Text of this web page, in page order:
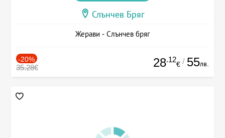
Слънчев Бряг
Жерави - Слънчев бряг
-20%
35.28€ 28.12
€ / 55лв.